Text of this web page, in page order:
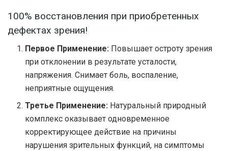
100% восстановления при приобретенных
дефектах зрения!
Первое Применение: Повышает остроту зрения
при отклонении в результате усталости,
напряжения. Снимает боль, воспаление,
неприятные ощущения.
Третье Применение: Натуральный природный
комплекс оказывает одновременное
корректирующее действие на причины
нарушения зрительных функций, на симптомы